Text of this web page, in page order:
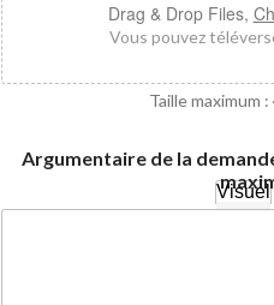
Drag & Drop Files,
Vous pouvez
Taille maximum
Argumentaire de la
Visuel